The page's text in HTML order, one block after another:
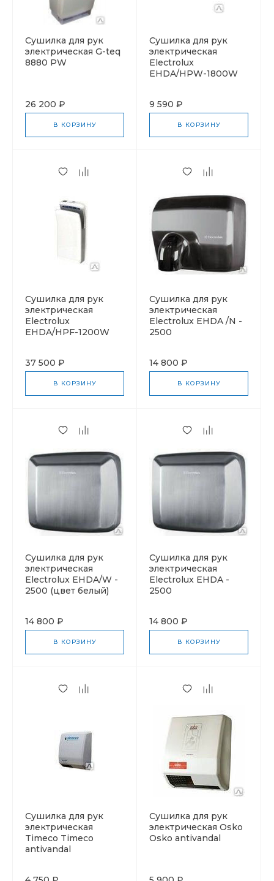
Cушилка для рук
электрическая G-teq
8880 PW
26 200 ₽
В КОРЗИНУ
Cушилка для рук
электрическая
Electrolux
EHDA/HPW-1800W
9 590 ₽
В КОРЗИНУ
Cушилка для рук
электрическая
Electrolux
EHDA/HPF-1200W
37 500 ₽
В КОРЗИНУ
Cушилка для рук
электрическая
Electrolux EHDA /N -
2500
14 800 ₽
В КОРЗИНУ
Cушилка для рук
электрическая
Electrolux EHDA/W -
2500 (цвет белый)
14 800 ₽
В КОРЗИНУ
Cушилка для рук
электрическая
Electrolux EHDA -
2500
14 800 ₽
В КОРЗИНУ
Cушилка для рук
электрическая
Timeco Timeco
antivandal
Cушилка для рук
электрическая Osko
Osko antivandal